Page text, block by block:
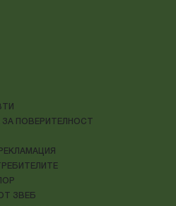
ПОВЕРИТЕЛНОСТ
ЗВЕБ